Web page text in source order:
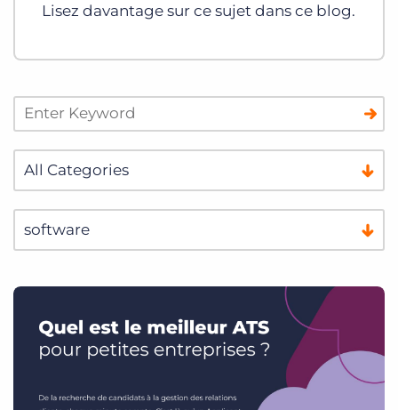
Lisez davantage sur ce sujet dans ce blog.